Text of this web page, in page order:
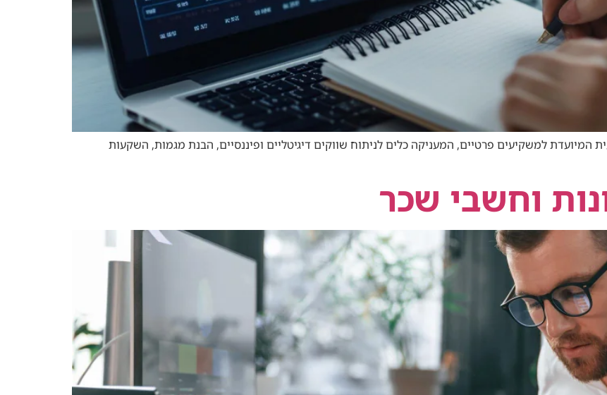
המיועדת למשקיעים פרטיים, המעניקה כלים לניתוח שווקים דיגיטליים ופיננסיים, הבנת מגמות, השקעות
וחשבי שכר